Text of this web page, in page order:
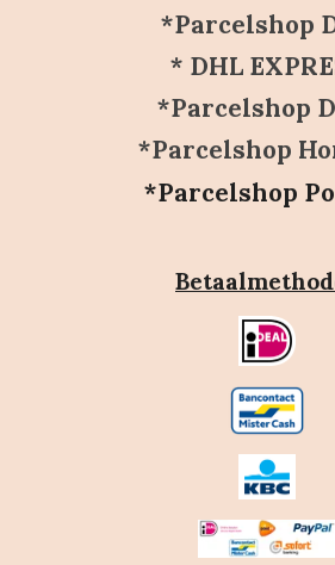
*Parcelshop
* DHL
*Parcelshop
*Parcelshop
*Parcelshop